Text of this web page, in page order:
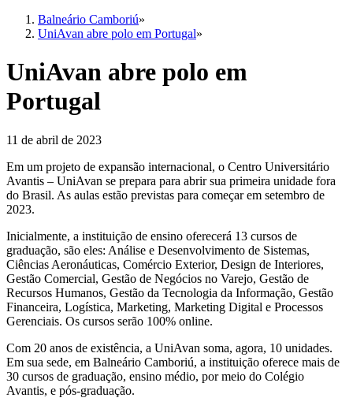
Balneário Camboriú»
UniAvan abre polo em Portugal»
UniAvan abre polo em
Portugal
11 de abril de 2023
Em um projeto de expansão internacional, o Centro Universitário
Avantis – UniAvan se prepara para abrir sua primeira unidade fora
do Brasil. As aulas estão previstas para começar em setembro de
2023.
Inicialmente, a instituição de ensino oferecerá 13 cursos de
graduação, são eles: Análise e Desenvolvimento de Sistemas,
Ciências Aeronáuticas, Comércio Exterior, Design de Interiores,
Gestão Comercial, Gestão de Negócios no Varejo, Gestão de
Recursos Humanos, Gestão da Tecnologia da Informação, Gestão
Financeira, Logística, Marketing, Marketing Digital e Processos
Gerenciais. Os cursos serão 100% online.
Com 20 anos de existência, a UniAvan soma, agora, 10 unidades.
Em sua sede, em Balneário Camboriú, a instituição oferece mais de
30 cursos de graduação, ensino médio, por meio do Colégio
Avantis, e pós-graduação.